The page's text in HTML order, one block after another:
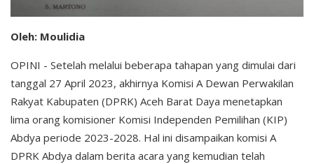
Oleh: Moulidia
OPINI - Setelah melalui beberapa tahapan yang dimulai dari
tanggal 27 April 2023, akhirnya Komisi A Dewan Perwakilan
Rakyat Kabupaten (DPRK) Aceh Barat Daya menetapkan
lima orang komisioner Komisi Independen Pemilihan (KIP)
Abdya periode 2023-2028. Hal ini disampaikan komisi A
DPRK Abdya dalam berita acara yang kemudian telah